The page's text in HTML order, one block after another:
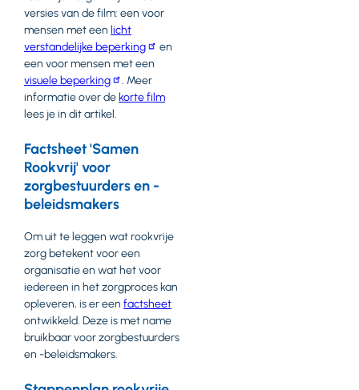
versies van de film: een voor
mensen met een licht
verstandelijke beperking
en
een voor mensen met een
visuele beperking
. Meer
informatie over de korte film
lees je in dit artikel.
Factsheet 'Samen
Rookvrij' voor
zorgbestuurders en -
beleidsmakers
Om uit te leggen wat rookvrije
zorg betekent voor een
organisatie en wat het voor
iedereen in het zorgproces kan
opleveren, is er een factsheet
ontwikkeld. Deze is met name
bruikbaar voor zorgbestuurders
en -beleidsmakers.